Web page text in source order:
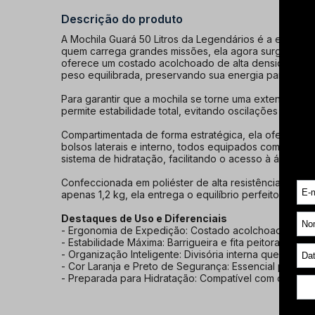
Descrição do produto
A Mochila Guará 50 Litros da Legendários é a
quem carrega grandes missões, ela agora surge nas
oferece um costado acolchoado de alta densidade,
peso equilibrada, preservando sua energia para o que
Para garantir que a mochila se torne uma extensão
permite estabilidade total, evitando oscilações mesmo
Compartimentada de forma estratégica, ela oferece
bolsos laterais e interno, todos equipados com
sistema de hidratação, facilitando o acesso à água
Confeccionada em poliéster de alta resistência com
apenas 1,2 kg, ela entrega o equilíbrio perfeito entre
Destaques de Uso e Diferenciais
- Ergonomia de Expedição: Costado acolchoado
- Estabilidade Máxima: Barrigueira e fita peitoral que
- Organização Inteligente: Divisória interna que
- Cor Laranja e Preto de Segurança: Essencial para
- Preparada para Hidratação: Compatível com os